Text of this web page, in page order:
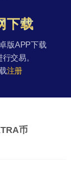
下载
版APP下载
交易。
注册
币